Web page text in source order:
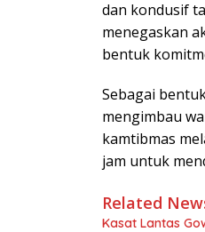
dan kondusif
menegaskan
bentuk
Sebagai
mengimbau
kamtibmas
jam untuk
Related
Kasat Lantas